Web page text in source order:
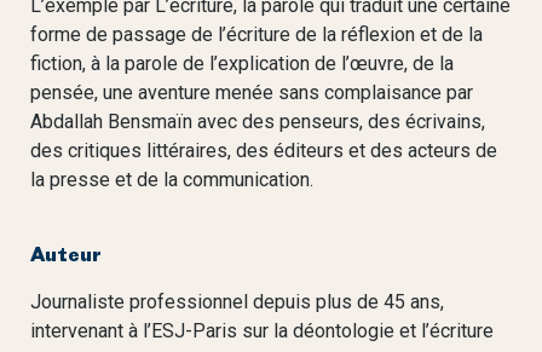
L’exemple par L’écriture, la parole qui traduit une certaine
forme de passage de l’écriture de la réflexion et de la
fiction, à la parole de l’explication de l’œuvre, de la
pensée, une aventure menée sans complaisance par
Abdallah Bensmaïn avec des penseurs, des écrivains,
des critiques littéraires, des éditeurs et des acteurs de
la presse et de la communication.
Auteur
Journaliste professionnel depuis plus de 45 ans,
intervenant à l’ESJ-Paris sur la déontologie et l’écriture